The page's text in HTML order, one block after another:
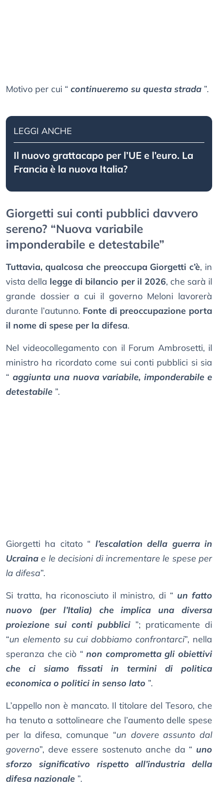
Motivo per cui “ continueremo su questa strada ”.
LEGGI ANCHE
Il nuovo grattacapo per l’UE e l’euro. La
Francia è la nuova Italia?
Giorgetti sui conti pubblici davvero
sereno? “Nuova variabile
imponderabile e detestabile”
Tuttavia, qualcosa che preoccupa Giorgetti c’è, in
vista della legge di bilancio per il 2026, che sarà il
grande dossier a cui il governo Meloni lavorerà
durante l’autunno. Fonte di preoccupazione porta
il nome di spese per la difesa.
Nel videocollegamento con il Forum Ambrosetti, il
ministro ha ricordato come sui conti pubblici si sia
“ aggiunta una nuova variabile, imponderabile e
detestabile ”.
Giorgetti ha citato “ l’escalation della guerra in
Ucraina e le decisioni di incrementare le spese per
la difesa”.
Si tratta, ha riconosciuto il ministro, di “ un fatto
nuovo (per l’Italia) che implica una diversa
proiezione sui conti pubblici ”; praticamente di
“un elemento su cui dobbiamo confrontarci”, nella
speranza che ciò “ non comprometta gli obiettivi
che ci siamo fissati in termini di politica
economica o politici in senso lato ”.
L’appello non è mancato. Il titolare del Tesoro, che
ha tenuto a sottolineare che l’aumento delle spese
per la difesa, comunque “un dovere assunto dal
governo”, deve essere sostenuto anche da “ uno
sforzo significativo rispetto all’industria della
difesa nazionale ”.